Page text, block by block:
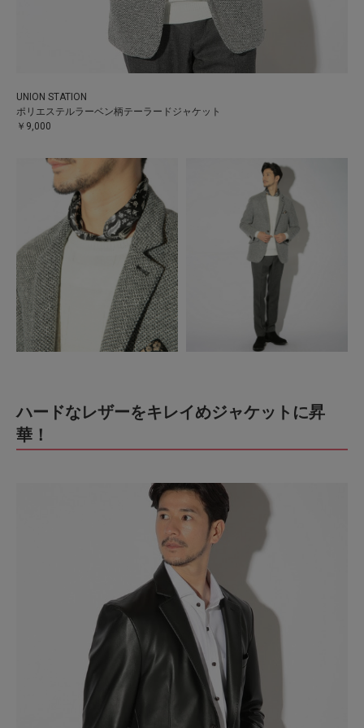
UNION STATION
ポリエステルラーベン柄テーラードジャケット
￥9,000
ハードなレザーをキレイめジャケットに昇
華！